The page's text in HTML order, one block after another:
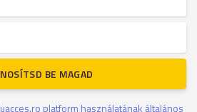
BE MAGAD
platform használatának általános